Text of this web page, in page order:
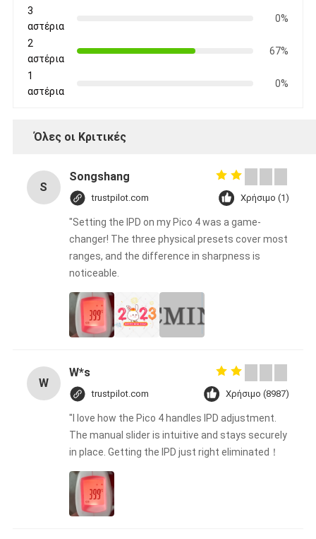
3
αστέρια
0%
2
αστέρια
67%
1
αστέρια
0%
Όλες οι Κριτικές
S
Songshang
trustpilot.com Χρήσιμο (1)
"Setting the IPD on my Pico 4 was a game-
changer! The three physical presets cover most
ranges, and the difference in sharpness is
noticeable.
W
W*s
trustpilot.com Χρήσιμο (8987)
"I love how the Pico 4 handles IPD adjustment.
The manual slider is intuitive and stays securely
in place. Getting the IPD just right eliminated！